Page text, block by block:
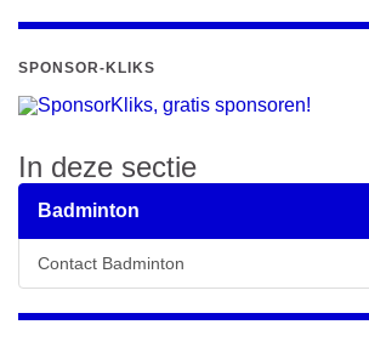
SPONSOR-KLIKS
In deze sectie
Badminton
Contact Badminton